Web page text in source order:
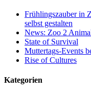
Frühlingszauber in
selbst gestalten
News: Zoo 2
State of Survival
Muttertags-Events
Rise of Cultures
Kategorien